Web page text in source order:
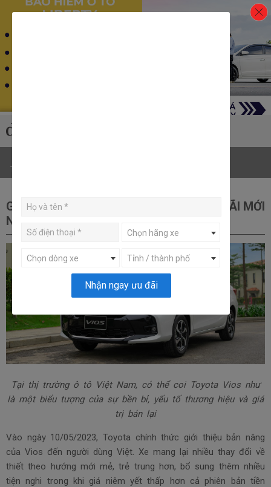
Trang chủ
GIÁ XE TOYOTA VIOS 2025 & KHUYẾN MÃI MỚI
NHẤT
Tại thị trường ô tô Việt Nam, có thể coi Toyota Vios như
là một biểu tượng của sự bền bỉ, yếu tố thương hiệu và giá
trị bán lại
Vào ngày 10/05/2023, Toyota chính thức giới thiệu bản nâng
của Vios đến người dùng Việt. Xe mang lại nhiều thay đổi về
thiết theo hướng mới mẻ, trẻ trung hơn, bổ sung thêm nhiều
tiện nghi trong khi giá niêm yết thấp hơn cả phiên bản tiền
Chọn hãng xe
Chọn dòng xe Tỉnh / thành phố
Nhận ngay ưu đãi